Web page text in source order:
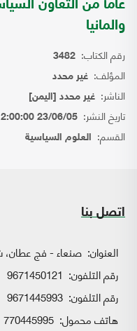
عامأ من التعاون
والمانيا
رقم الكتاب: 3482
المؤلف: غير محدد
الناشر: غير محدد [اليمن]
تاريخ النشر: 23/06/05 12:00:00 AM
القسم: العلوم السياسية
اتصل بنا
العنوان: صنعاء - فج عطان،
رقم التلفون: 9671450121
رقم التلفون: 9671445993
هاتف محمول: 770445995